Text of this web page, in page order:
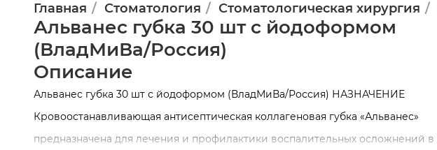
Главная Стоматология Стоматологическая хирургия
Альванес губка 30 шт с йодоформом
(ВладМиВа/Россия)
Описание
Альванес губка 30 шт с йодоформом (ВладМиВа/Россия) НАЗНАЧЕНИЕ
Кровоостанавливающая антисептическая коллагеновая губка «Альванес»
предназначена для лечения и профилактики воспалительных осложнений в